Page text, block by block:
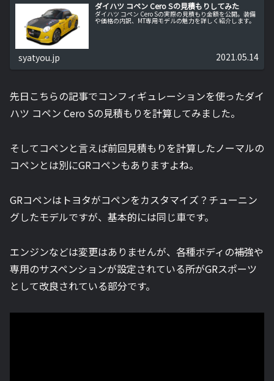
ダイハツ コペン Cero Sの見積もりしてみた
ダイハツ コペン Cero Sの実際の見積もり金額を公開。装備
や価格の内訳、MT専用モデルの魅力を詳しく紹介します。
syatyou.jp 2021.05.14
先日こちらの記事でコンフィギュレーションを使ったダイ
ハツ コペン Cero Sの見積もりを計算してみました。
そしてコペンと言えば前回見積もりを計算したノーマルの
コペンとは別にGRコペンもありますよね。
GRコペンはトヨタがコペンをカスタマイズ？チューニン
グしたモデルですが、基本的には同じ車です。
エンジンなどは変更はありませんが、各種ボディの補強や
専用のサスペンションが設定されている所がGRスポーツ
として改良されている部分です。